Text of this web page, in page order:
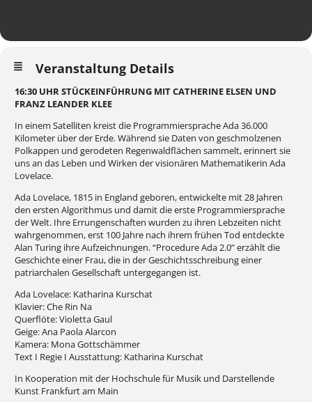
Veranstaltung Details
16:30 UHR STÜCKEINFÜHRUNG MIT CATHERINE ELSEN UND
FRANZ LEANDER KLEE
In einem Satelliten kreist die Programmiersprache Ada 36.000
Kilometer über der Erde. Während sie Daten von geschmolzenen
Polkappen und gerodeten Regenwaldflächen sammelt, erinnert sie
uns an das Leben und Wirken der visionären Mathematikerin Ada
Lovelace.
Ada Lovelace, 1815 in England geboren, entwickelte mit 28 Jahren
den ersten Algorithmus und damit die erste Programmiersprache
der Welt. Ihre Errungenschaften wurden zu ihren Lebzeiten nicht
wahrgenommen, erst 100 Jahre nach ihrem frühen Tod entdeckte
Alan Turing ihre Aufzeichnungen. “Procedure Ada 2.0” erzählt die
Geschichte einer Frau, die in der Geschichtsschreibung einer
patriarchalen Gesellschaft untergegangen ist.
Ada Lovelace: Katharina Kurschat
Klavier: Che Rin Na
Querflöte: Violetta Gaul
Geige: Ana Paola Alarcon
Kamera: Mona Gottschämmer
Text I Regie I Ausstattung: Katharina Kurschat
In Kooperation mit der Hochschule für Musik und Darstellende
Kunst Frankfurt am Main